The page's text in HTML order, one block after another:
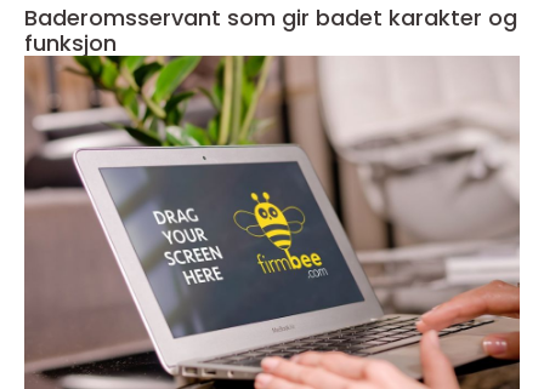
Baderomsservant som gir badet karakter og
funksjon